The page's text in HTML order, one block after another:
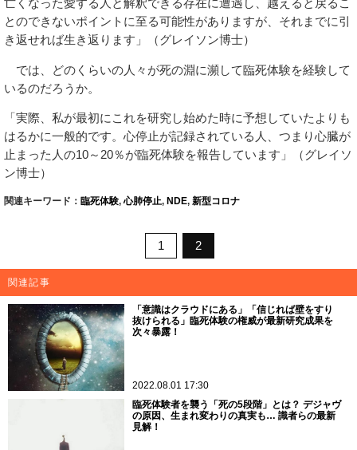
とのできないポイントに至る可能性がありますが、それまでに引
き返せれば生き返ります」（グレイソン博士）
では、どのくらいの人々が死の淵に瀕して臨死体験を経験して
いるのだろうか。
「実際、私が最初にこれを研究し始めた時に予想していたよりも
はるかに一般的です。心停止が記録されている人、つまり心臓が
止まった人の10～20％が臨死体験を報告しています」（グレイソ
ン博士）
関連キーワード： 臨死体験,心肺停止, NDE, 新型コロナ
1 2
関連記事
「意識はクラウドにある」「信じれば壁をすり
抜けられる」臨死体験の権威が最新研究成果を
次々暴露！
2022.08.01 17:30
臨死体験者を襲う「死の5段階」とは？ デジャヴ
の原因、生まれ変わりの真実も… 識者らの最新
見解！